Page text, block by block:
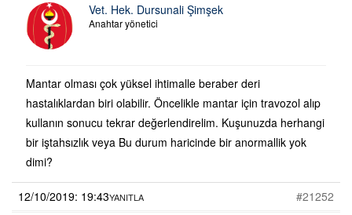
Vet. Hek. Dursunali Şimşek
Anahtar yönetici
Mantar olması çok yüksel ihtimalle beraber deri
hastalıklardan biri olabilir. Öncelikle mantar için travozol alıp
kullanın sonucu tekrar değerlendirelim. Kuşunuzda herhangi
bir iştahsızlık veya Bu durum haricinde bir anormallik yok
dimi?
12/10/2019: 19:43 #21252
YANITLA